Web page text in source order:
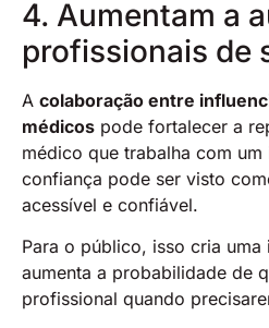
4. Aumentam a
profissionais de
A colaboração entre
médicos pode fortalecer a
médico que trabalha com
confiança pode ser visto
acessível e confiável.
Para o público, isso cria
aumenta a probabilidade de
profissional quando